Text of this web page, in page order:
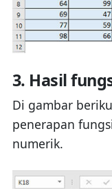
3. Hasil
Di gambar
penerapan
numerik.